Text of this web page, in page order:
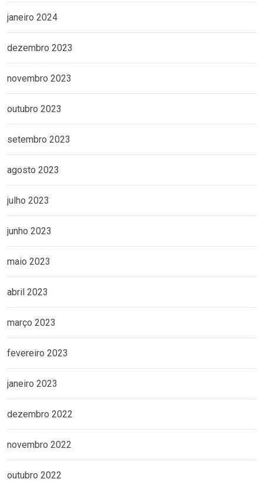
janeiro 2024
dezembro 2023
novembro 2023
outubro 2023
setembro 2023
agosto 2023
julho 2023
junho 2023
maio 2023
abril 2023
março 2023
fevereiro 2023
janeiro 2023
dezembro 2022
novembro 2022
outubro 2022